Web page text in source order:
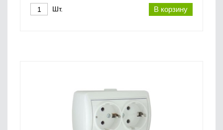
В корзину
Шт.